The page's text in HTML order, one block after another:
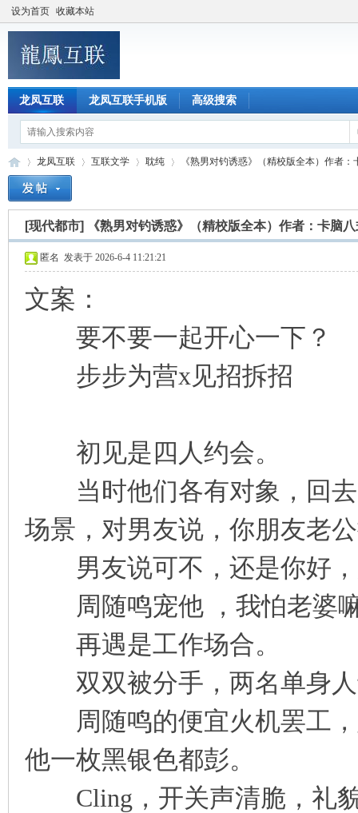
设为首页 收藏本站
龙凤互联 龙凤互联手机版 高级搜索
龙凤互联
›
互联文学
›
耽纯
›
《熟男对钓诱惑》（精校版全本）作者：
[现代都市] 《熟男对钓诱惑》（精校版全本）作者：卡脑
匿名 发表于 2026-6-4 11:21:21
文案：
要不要一起开心一下？
步步为营x见招拆招
初见是四人约会。
当时他们各有对象，回去
场景，对男友说，你朋友老
男友说可不，还是你好，
周随鸣宠他 ，我怕老婆
再遇是工作场合。
双双被分手，两名单身人
周随鸣的便宜火机罢工，
他一枚黑银色都彭。
Cling，开关声清脆，礼